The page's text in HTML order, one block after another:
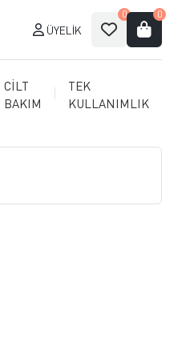
ÜYELIK
0 0
CİLT
BAKIM
TEK
KULLANIMLIK